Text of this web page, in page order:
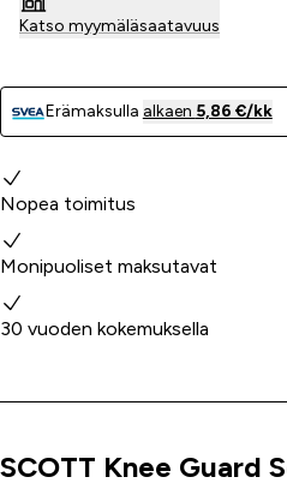
Katso myymäläsaatavuus
Erämaksulla alkaen 5,86 €/kk
Miksi valita meidät?
Nopea toimitus
Monipuoliset maksutavat
30 vuoden kokemuksella
Tuoteinfo
SCOTT Knee Guard